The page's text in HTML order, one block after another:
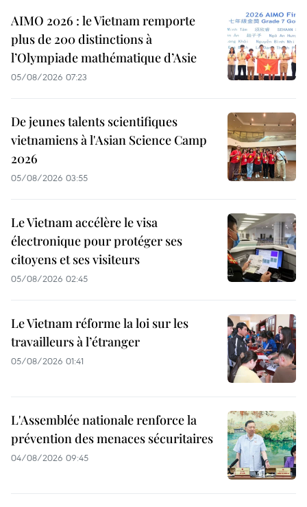
AIMO 2026 : le Vietnam remporte
plus de 200 distinctions à
l’Olympiade mathématique d’Asie
05/08/2026 07:23
De jeunes talents scientifiques
vietnamiens à l'Asian Science Camp
2026
05/08/2026 03:55
Le Vietnam accélère le visa
électronique pour protéger ses
citoyens et ses visiteurs
05/08/2026 02:45
Le Vietnam réforme la loi sur les
travailleurs à l’étranger
05/08/2026 01:41
L'Assemblée nationale renforce la
prévention des menaces sécuritaires
04/08/2026 09:45